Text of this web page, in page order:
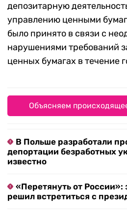
депозитарную
управлению ценными
было принято в связи с
нарушениями требований
ценных бумагах в течение
Объясняем
В Польше разработали
депортации безработных
известно
«Перетянуть от России»:
решил встретиться с